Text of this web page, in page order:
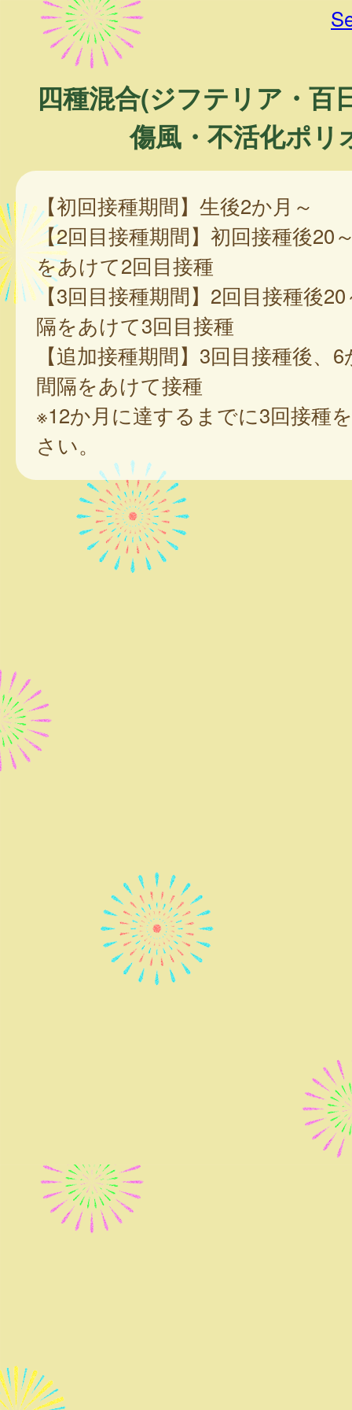
四種混合(ジフテリア・百
傷風・不活化ポリ
【初回接種期間】生後2か月～
【2回目接種期間】初回接種後20
をあけて2回目接種
【3回目接種期間】2回目接種後
隔をあけて3回目接種
【追加接種期間】3回目接種後、
間隔をあけて接種
※12か月に達するまでに3回接種
さい。